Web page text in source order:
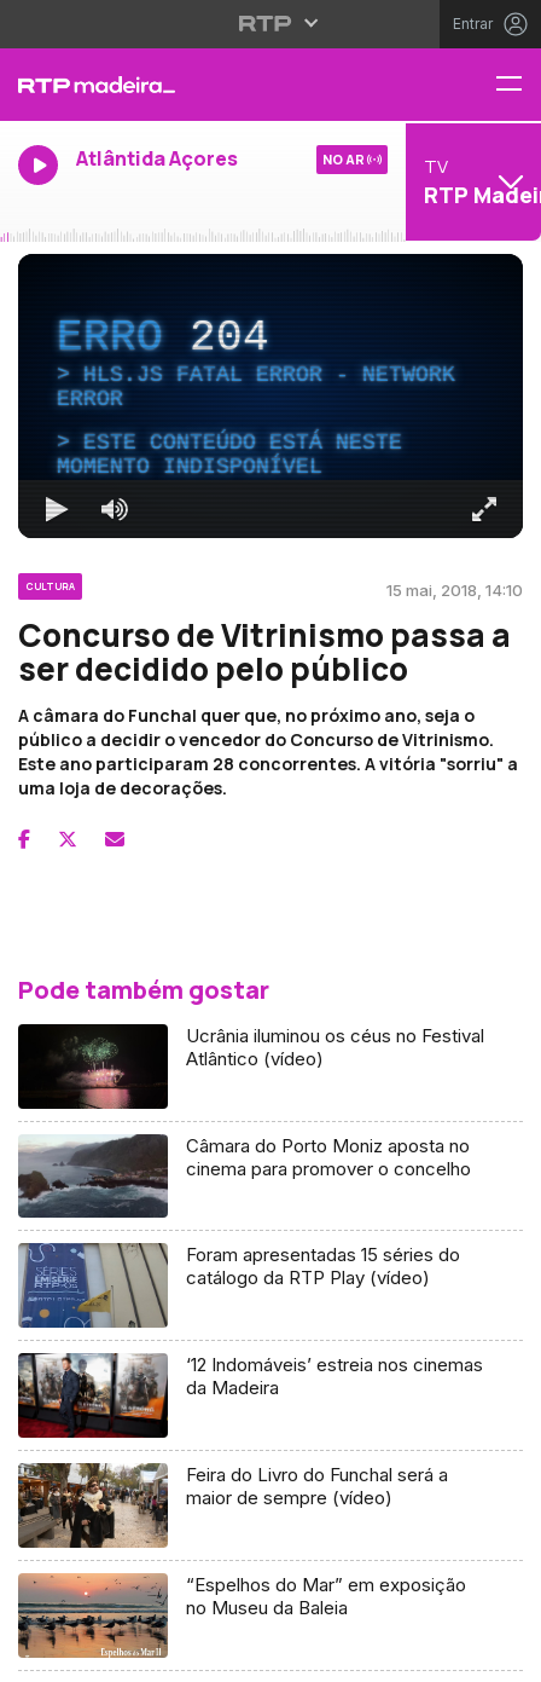
Entrar
Atlântida Açores NO AR TV
RTP
ERRO204
HLS.JS FATAL ERROR - NETWORK
ERROR
ESTE CONTEÚDO ESTÁ NESTE
MOMENTO INDISPONÍVEL
CULTURA 15 mai, 2018, 14:10
Concurso de Vitrinismo passa a
ser decidido pelo público
A câmara do Funchal quer que, no próximo ano, seja o
público a decidir o vencedor do Concurso de Vitrinismo.
Este ano participaram 28 concorrentes. A vitória "sorriu" a
uma loja de decorações.
Pode também gostar
Ucrânia iluminou os céus no Festival
Atlântico (vídeo)
Câmara do Porto Moniz aposta no
cinema para promover o concelho
Foram apresentadas 15 séries do
catálogo da RTP Play (vídeo)
‘12 Indomáveis’ estreia nos cinemas
da Madeira
Feira do Livro do Funchal será a
maior de sempre (vídeo)
“Espelhos do Mar” em exposição
no Museu da Baleia